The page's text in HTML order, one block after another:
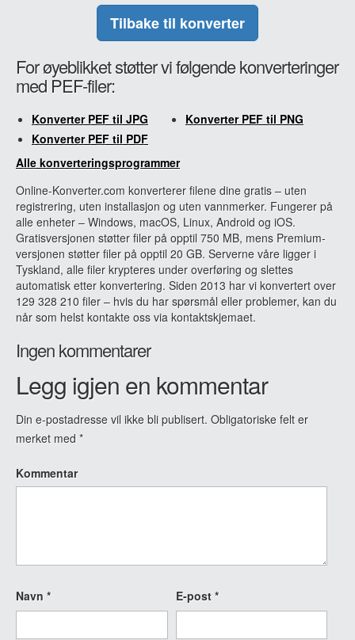
Tilbake til konverter
For øyeblikket støtter vi følgende konverteringer
med PEF-filer:
Konverter PEF til JPG
Konverter PEF til PNG
Konverter PEF til PDF
Alle konverteringsprogrammer
Online-Konverter.com konverterer filene dine gratis – uten
registrering, uten installasjon og uten vannmerker. Fungerer på
alle enheter – Windows, macOS, Linux, Android og iOS.
Gratisversjonen støtter filer på opptil 750 MB, mens Premium-
versjonen støtter filer på opptil 20 GB. Serverne våre ligger i
Tyskland, alle filer krypteres under overføring og slettes
automatisk etter konvertering. Siden 2013 har vi konvertert over
129 328 210 filer – hvis du har spørsmål eller problemer, kan du
når som helst kontakte oss via kontaktskjemaet.
Ingen kommentarer
Legg igjen en kommentar
Din e-postadresse vil ikke bli publisert. Obligatoriske felt er
merket med *
Kommentar
Navn * E-post *